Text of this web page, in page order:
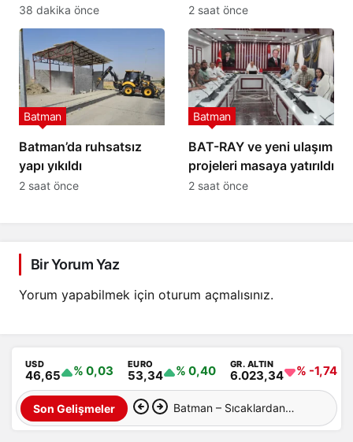
şüpheli yakalandı
38 dakika önce
taşınımı
2 saat önce
Batman’da ruhsatsız
yapı yıkıldı
Batman
2 saat önce
BAT-RAY ve yeni ulaşım
projeleri masaya yatırıldı
Batman
2 saat önce
Bir Yorum Yaz
Yorum yapabilmek için oturum açmalısınız.
USD
46,65 % 0,03 EURO
53,34 % 0,40 GR. ALTIN
6.023,34 % -1,74
Son Gelişmeler Batman – Sıcaklardan